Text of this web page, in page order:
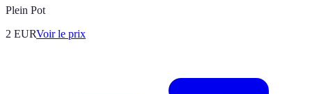
Plein Pot
2 EURVoir le prix